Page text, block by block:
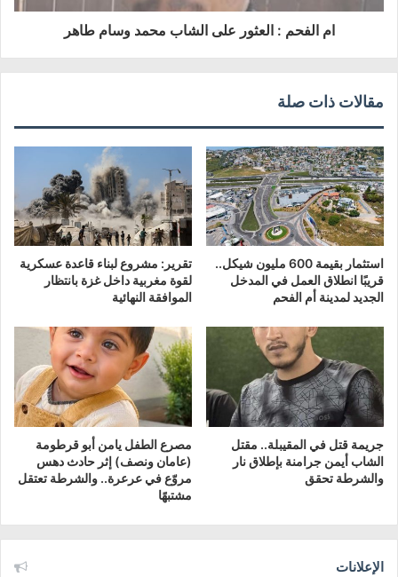
ن
ام الفحم : العثور على الشاب محمد وسام طاهر
مقالات ذات صلة
استثمار بقيمة 600 مليون شيكل..
قريبًا انطلاق العمل في المدخل
الجديد لمدينة أم الفحم
تقرير: مشروع لبناء قاعدة عسكرية
لقوة مغربية داخل غزة بانتظار
الموافقة النهائية
جريمة قتل في المقيبلة.. مقتل
الشاب أيمن جرامنة بإطلاق نار
والشرطة تحقق
مصرع الطفل يامن أبو قرطومة
(عامان ونصف) إثر حادث دهس
مروّع في عرعرة.. والشرطة تعتقل
مشتبهًا
الإعلانات